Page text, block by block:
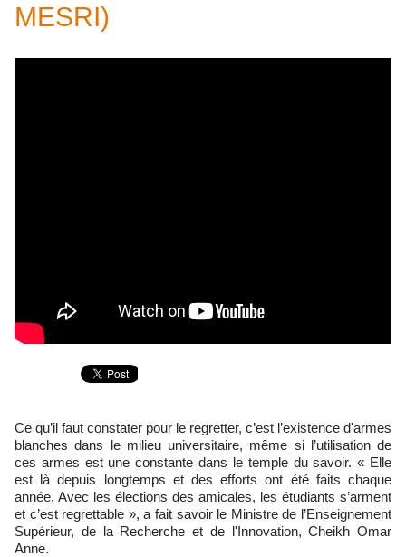
MESRI)
Ce qu’il faut constater pour le regretter, c’est l’existence d'armes
blanches dans le milieu universitaire, même si l’utilisation de
ces armes est une constante dans le temple du savoir. « Elle
est là depuis longtemps et des efforts ont été faits chaque
année. Avec les élections des amicales, les étudiants s’arment
et c’est regrettable », a fait savoir le Ministre de l’Enseignement
Supérieur, de la Recherche et de l'Innovation, Cheikh Omar
Anne.